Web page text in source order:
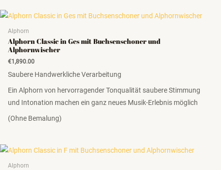
Alphorn
Alphorn Classic in Ges mit Buchsenschoner und
Alphornwischer
€1,890.00
Saubere Handwerkliche Verarbeitung
Ein Alphorn von hervorragender Tonqualität saubere Stimmung
und Intonation machen ein ganz neues Musik-Erlebnis möglich
(Ohne Bemalung)
Alphorn